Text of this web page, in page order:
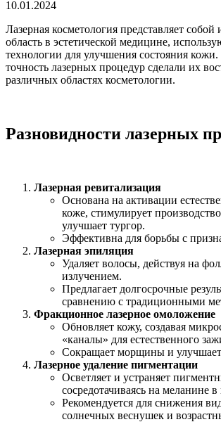
10.01.2024
Лазерная косметология представляет
область в эстетической медицине,
технологии для улучшения состояния
точность лазерных процедур сделали их
различных областях косметологии.
Разновидности лазерных
Лазерная ревитализация
Основана на активации
коже, стимулирует
улучшает тургор.
Эффективна для борьбы с
Лазерная эпиляция
Удаляет волосы, действуя на
излучением.
Предлагает долгосрочные
сравнению с традиционными
Фракционное лазерное омоложение
Обновляет кожу, создавая
«каналы» для естественного
Сокращает морщины и улучшает
Лазерное удаление пигментации
Осветляет и устраняет
сосредотачиваясь на меланине в
Рекомендуется для снижения
солнечных веснушек и